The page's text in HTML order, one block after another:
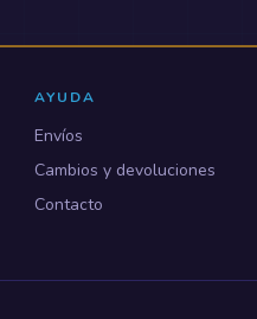
AYUDA
Envíos
Cambios y devoluciones
Contacto